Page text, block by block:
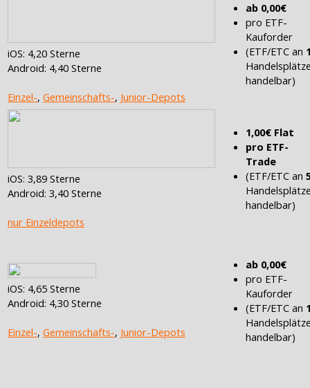
iOS: 4,20 Sterne
Android: 4,40 Sterne
Einzel-, Gemeinschafts-, Junior-Depots
ab 0,00€
pro ETF-
Kauforder
(ETF/ETC an
handelbar)
iOS: 3,89 Sterne
Android: 3,40 Sterne
nur Einzeldepots
1,00€ Flat
pro ETF-
Trade
(ETF/ETC an
handelbar)
iOS: 4,65 Sterne
Android: 4,30 Sterne
Einzel-, Gemeinschafts-, Junior-Depots
ab 0,00€
pro ETF-
Kauforder
(ETF/ETC an
handelbar)